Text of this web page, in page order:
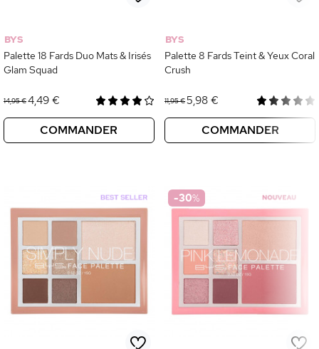
BYS
Palette 18 Fards Duo Mats & Irisés
Glam Squad
14,95 €4,49 €
COMMANDER
BYS
Palette 8 Fards Teint & Yeux Coral
Crush
11,95 €5,98 €
COMMANDER
-30%